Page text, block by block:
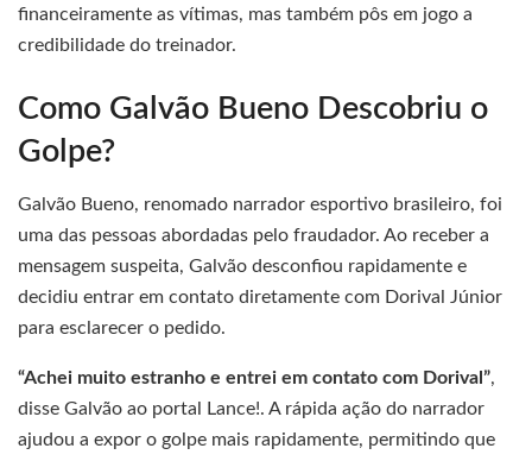
financeiramente as vítimas, mas também pôs em jogo a
credibilidade do treinador.
Como Galvão Bueno Descobriu o
Golpe?
Galvão Bueno, renomado narrador esportivo brasileiro, foi
uma das pessoas abordadas pelo fraudador. Ao receber a
mensagem suspeita, Galvão desconfiou rapidamente e
decidiu entrar em contato diretamente com Dorival Júnior
para esclarecer o pedido.
“Achei muito estranho e entrei em contato com Dorival”,
disse Galvão ao portal Lance!. A rápida ação do narrador
ajudou a expor o golpe mais rapidamente, permitindo que